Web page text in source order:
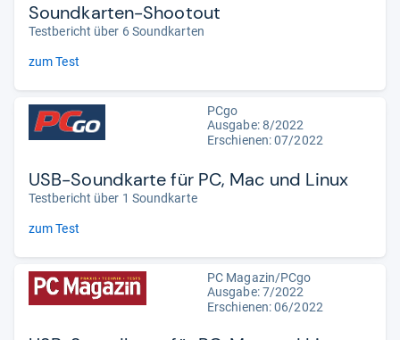
Soundkarten-Shootout
Testbericht über 6 Soundkarten
zum Test
PCgo
Ausgabe: 8/2022
Erschienen: 07/2022
USB-Soundkarte für PC, Mac und Linux
Testbericht über 1 Soundkarte
zum Test
PC Magazin/PCgo
Ausgabe: 7/2022
Erschienen: 06/2022